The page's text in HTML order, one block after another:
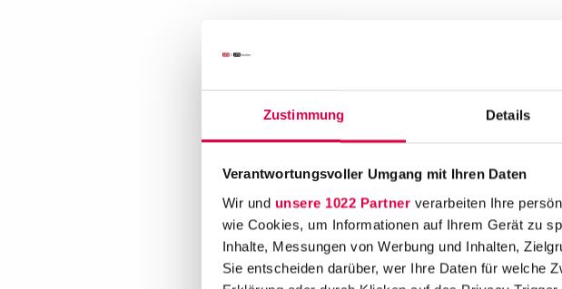
Zustimmung Details
Verantwortungsvoller Umgang mit Ihren Daten
Wir und unsere 1022 Partner verarbeiten Ihre
wie Cookies, um Informationen auf Ihrem Gerät zu
Inhalte, Messungen von Werbung und Inhalten,
Sie entscheiden darüber, wer Ihre Daten für welche